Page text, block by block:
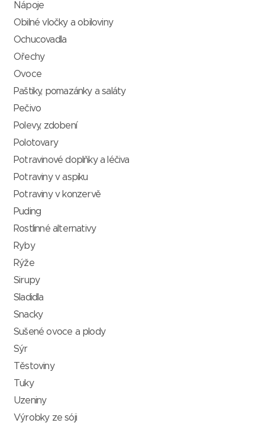
Nápoje
Obilné vločky a obiloviny
Ochucovadla
Ořechy
Ovoce
Paštiky, pomazánky a saláty
Pečivo
Polevy, zdobení
Polotovary
Potravinové doplňky a léčiva
Potraviny v aspiku
Potraviny v konzervě
Puding
Rostlinné alternativy
Ryby
Rýže
Sirupy
Sladidla
Snacky
Sušené ovoce a plody
Sýr
Těstoviny
Tuky
Uzeniny
Výrobky ze sóji